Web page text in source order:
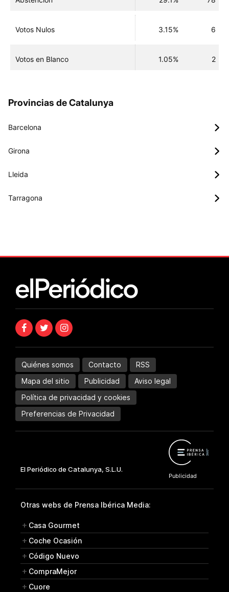
Votos Nulos 3.15% 6
Votos en Blanco 1.05% 2
Provincias de Catalunya
Barcelona
Girona
Lleida
Tarragona
Quiénes somos Contacto
RSS
Mapa del sitio
Publicidad
Aviso legal
Política de privacidad y cookies
Preferencias de Privacidad
Otras webs de Prensa Ibérica Media:
Casa Gourmet
Coche Ocasión
Código Nuevo
CompraMejor
Cuore